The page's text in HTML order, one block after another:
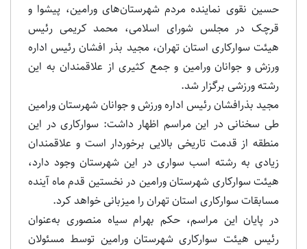
حسین نقوی نماینده مردم شهرستان‌های ورامین، پیشوا و
قرچک در مجلس شورای اسلامی، محمد کریمی رئیس
هیئت سوارکاری استان تهران، مجید بذر افشان رئیس اداره
ورزش و جوانان ورامین و جمع کثیری از علاقمندان به این
رشته ورزشی برگزار شد.
مجید بذرافشان رئیس اداره ورزش و جوانان شهرستان ورامین
طی سخنانی در این مراسم اظهار داشت: سوارکاری در این
منطقه از قدمت تاریخی بالایی برخوردار است و علاقمندان
زیادی به رشته اسب سواری در این شهرستان وجود دارد،
هیئت سوارکاری شهرستان ورامین در نخستین قدم ماه آینده
مسابقات سوارکاری استان تهران را میزبانی خواهد کرد.
در پایان این مراسم، حکم بهرام سیاه منصوری به‌عنوان
رئیس هیئت سوارکاری شهرستان ورامین توسط مسئولان